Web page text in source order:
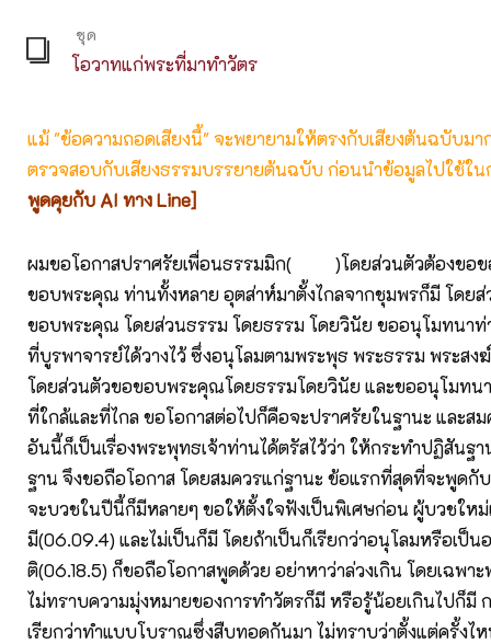
ชุด
โอวาทแก่พระที่มาทำวัตร
แม้ "ข้อความถอดเสียงนี้" จะพยายามให้ตรงกับเสียงต้นฉบับม
ตรวจสอบกับเสียงธรรมบรรยายต้นฉบับ ก่อนนำข้อมูลไปใช้ใน
พูดคุยกับ AI ทาง Line]
ผมขอโอกาสปราศรัยเพื่อนธรรมมิก( )โดยส่วนตัวต้องขอ
ขอบพระคุณ ท่านทั้งหลาย อุตส่าห์มาตั้งไกลจากชุมพรก็มี โดย
ขอบพระคุณ โดยส่วนธรรม โดยธรรม โดยวินัย ขออนุโมทนา
ที่บูรพาจารย์ได้วางไว้ ซึ่งอนุโลมตามพระพุธ พระธรรม พระสง
โดยส่วนตัวขอขอบพระคุณโดยธรรมโดยวินัย และขออนุโมทน
ที่ใกล้และที่ไกล ขอโอกาสต่อไปก็คือจะปราศรัยในฐานะ และส
อันนี้ก็เป็นเรื่องพระพุทธเจ้าท่านได้ตรัสไว้ว่า ให้กระทำปฏิสันฐ
ฐาน จึงขอถือโอกาส โดยสมควรแก่ฐานะ ข้อแรกที่สุดที่จะพูดกั
จะบวชในปีนี้ก็มีหลายๆ ขอให้ตั้งใจฟังเป็นพิเศษก่อน ผู้บวชให
มี(06.09.4) และไม่เป็นก็มี โดยถ้าเป็นก็เรียกว่าอนุโลมหรือเป็น
ติ(06.18.5) ก็ขอถือโอกาสพูดด้วย อย่าหาว่าล่วงเกิน โดยเฉพา
ไม่ทราบความมุ่งหมายของการทำวัตรก็มี หรือรู้น้อยเกินไปก็มี
เรียกว่าทำแบบโบราณซึ่งสืบทอดกันมา ไม่ทราบว่าตั้งแต่ครั้งไ